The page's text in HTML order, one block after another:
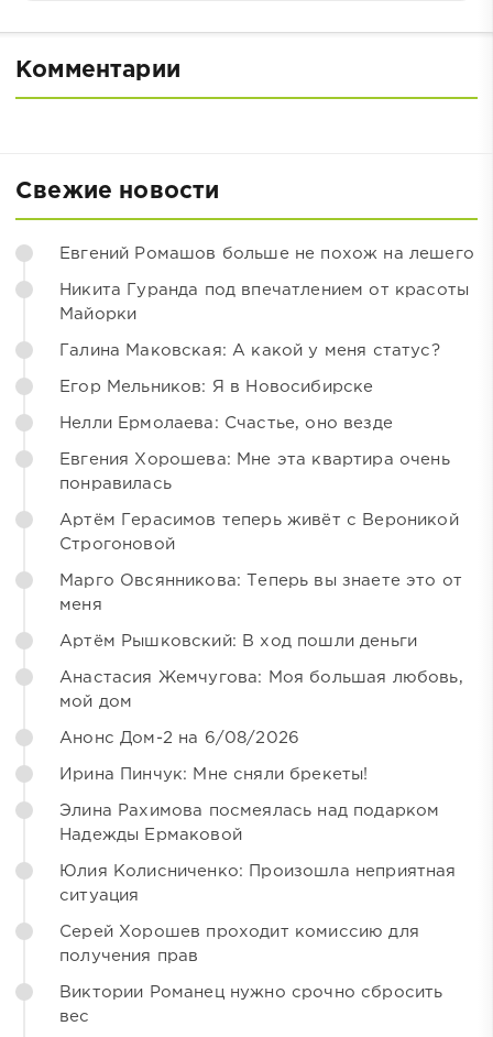
Комментарии
Свежие новости
Евгений Ромашов больше не похож на лешего
Никита Гуранда под впечатлением от красоты
Майорки
Галина Маковская: А какой у меня статус?
Егор Мельников: Я в Новосибирске
Нелли Ермолаева: Счастье, оно везде
Евгения Хорошева: Мне эта квартира очень
понравилась
Артём Герасимов теперь живёт с Вероникой
Строгоновой
Марго Овсянникова: Теперь вы знаете это от
меня
Артём Рышковский: В ход пошли деньги
Анастасия Жемчугова: Моя большая любовь,
мой дом
Анонс Дом-2 на 6/08/2026
Ирина Пинчук: Мне сняли брекеты!
Элина Рахимова посмеялась над подарком
Надежды Ермаковой
Юлия Колисниченко: Произошла неприятная
ситуация
Серей Хорошев проходит комиссию для
получения прав
Виктории Романец нужно срочно сбросить
вес